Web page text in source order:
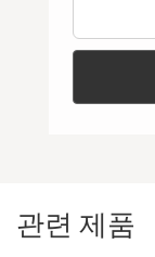
관련 제품